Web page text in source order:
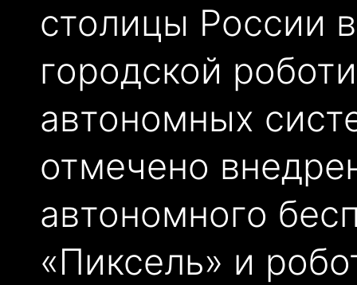
столицы России
городской
автономных
отмечено
автономного
«Пиксель» и